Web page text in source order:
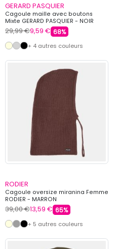
GERARD PASQUIER
Cagoule maille avec boutons
Mixte GERARD PASQUIER - NOIR
29,99 €9,59 € 68%
+ 4 autres couleurs
RODIER
Cagoule oversize miranina Femme
RODIER - MARRON
39,00 €13,59 € 65%
+ 5 autres couleurs